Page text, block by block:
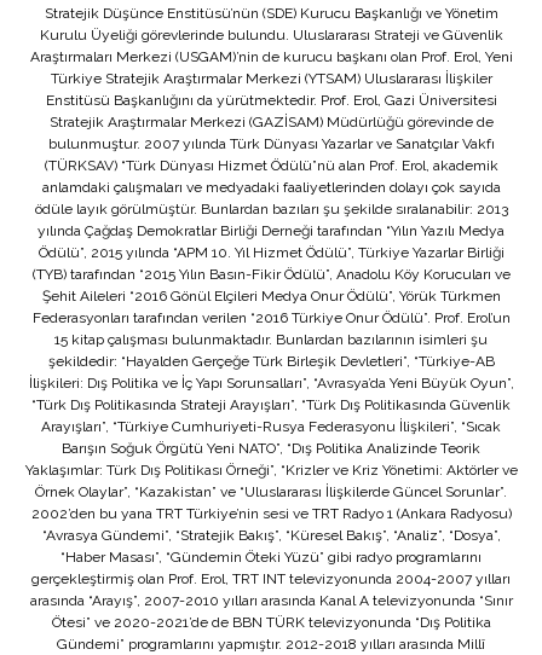
Stratejik Düşünce Enstitüsü’nün (SDE) Kurucu Başkanlığı ve Yönetim
Kurulu Üyeliği görevlerinde bulundu. Uluslararası Strateji ve Güvenlik
Araştırmaları Merkezi (USGAM)’nin de kurucu başkanı olan Prof. Erol, Yeni
Türkiye Stratejik Araştırmalar Merkezi (YTSAM) Uluslararası İlişkiler
Enstitüsü Başkanlığını da yürütmektedir. Prof. Erol, Gazi Üniversitesi
Stratejik Araştırmalar Merkezi (GAZİSAM) Müdürlüğü görevinde de
bulunmuştur. 2007 yılında Türk Dünyası Yazarlar ve Sanatçılar Vakfı
(TÜRKSAV) “Türk Dünyası Hizmet Ödülü”nü alan Prof. Erol, akademik
anlamdaki çalışmaları ve medyadaki faaliyetlerinden dolayı çok sayıda
ödüle layık görülmüştür. Bunlardan bazıları şu şekilde sıralanabilir: 2013
yılında Çağdaş Demokratlar Birliği Derneği tarafından “Yılın Yazılı Medya
Ödülü”, 2015 yılında “APM 10. Yıl Hizmet Ödülü”, Türkiye Yazarlar Birliği
(TYB) tarafından “2015 Yılın Basın-Fikir Ödülü”, Anadolu Köy Korucuları ve
Şehit Aileleri “2016 Gönül Elçileri Medya Onur Ödülü”, Yörük Türkmen
Federasyonları tarafından verilen “2016 Türkiye Onur Ödülü”. Prof. Erol’un
15 kitap çalışması bulunmaktadır. Bunlardan bazılarının isimleri şu
şekildedir: “Hayalden Gerçeğe Türk Birleşik Devletleri”, “Türkiye-AB
İlişkileri: Dış Politika ve İç Yapı Sorunsalları”, “Avrasya’da Yeni Büyük Oyun”,
“Türk Dış Politikasında Strateji Arayışları”, “Türk Dış Politikasında Güvenlik
Arayışları”, “Türkiye Cumhuriyeti-Rusya Federasyonu İlişkileri”, “Sıcak
Barışın Soğuk Örgütü Yeni NATO”, “Dış Politika Analizinde Teorik
Yaklaşımlar: Türk Dış Politikası Örneği”, “Krizler ve Kriz Yönetimi: Aktörler ve
Örnek Olaylar”, “Kazakistan” ve “Uluslararası İlişkilerde Güncel Sorunlar”.
2002’den bu yana TRT Türkiye’nin sesi ve TRT Radyo 1 (Ankara Radyosu)
“Avrasya Gündemi”, “Stratejik Bakış”, “Küresel Bakış”, “Analiz”, “Dosya”,
“Haber Masası”, “Gündemin Öteki Yüzü” gibi radyo programlarını
gerçekleştirmiş olan Prof. Erol, TRT INT televizyonunda 2004-2007 yılları
arasında “Arayış”, 2007-2010 yılları arasında Kanal A televizyonunda “Sınır
Ötesi” ve 2020-2021’de de BBN TÜRK televizyonunda “Dış Politika
Gündemi” programlarını yapmıştır. 2012-2018 yılları arasında Millî